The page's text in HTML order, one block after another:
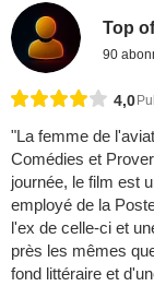
Top
90
4,0
"La femme de
Comédies et
journée, le film est
employé de la
l'ex de celle-ci et
près les mêmes
fond littéraire et